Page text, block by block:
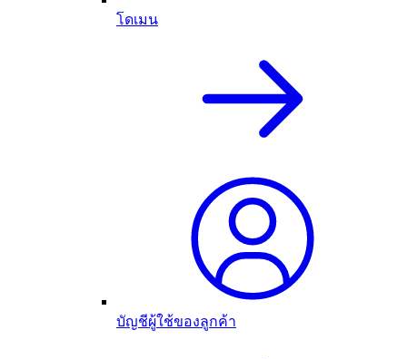
โดเมน
บัญชีผู้ใช้ของลูกค้า